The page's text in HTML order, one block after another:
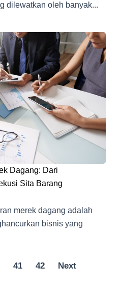
dilewatkan oleh banyak...
Dagang: Dari
Sita Barang
merek dagang adalah
bisnis yang
41 42 Next